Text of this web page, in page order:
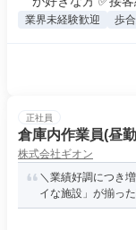
業界未経験歓迎 歩
正社員
倉庫内作業員(昼
株式会社ギオン
＼業績好調につき
イな施設」が揃っ